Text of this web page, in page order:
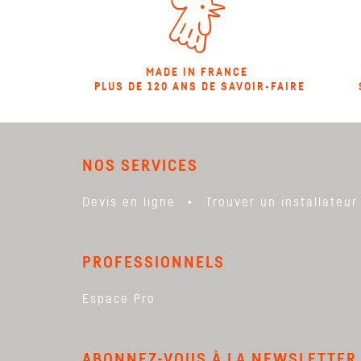
MADE IN FRANCE
PLUS DE 120 ANS DE SAVOIR-FAIRE
NOS SERVICES
Devis en ligne Trouver un installateur
PROFESSIONNELS
Espace Pro